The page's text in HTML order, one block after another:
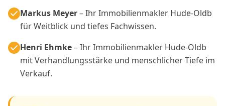
Markus Meyer– Ihr Immobilienmakler Hude-Oldb
für Weitblick und tiefes Fachwissen.
Henri Ehmke– Ihr Immobilienmakler Hude-Oldb
mit Verhandlungsstärke und menschlicher Tiefe im
Verkauf.